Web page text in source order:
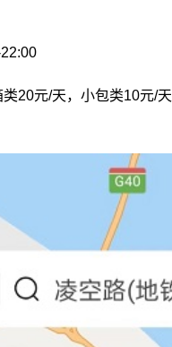
20元/天，小包类10元/天